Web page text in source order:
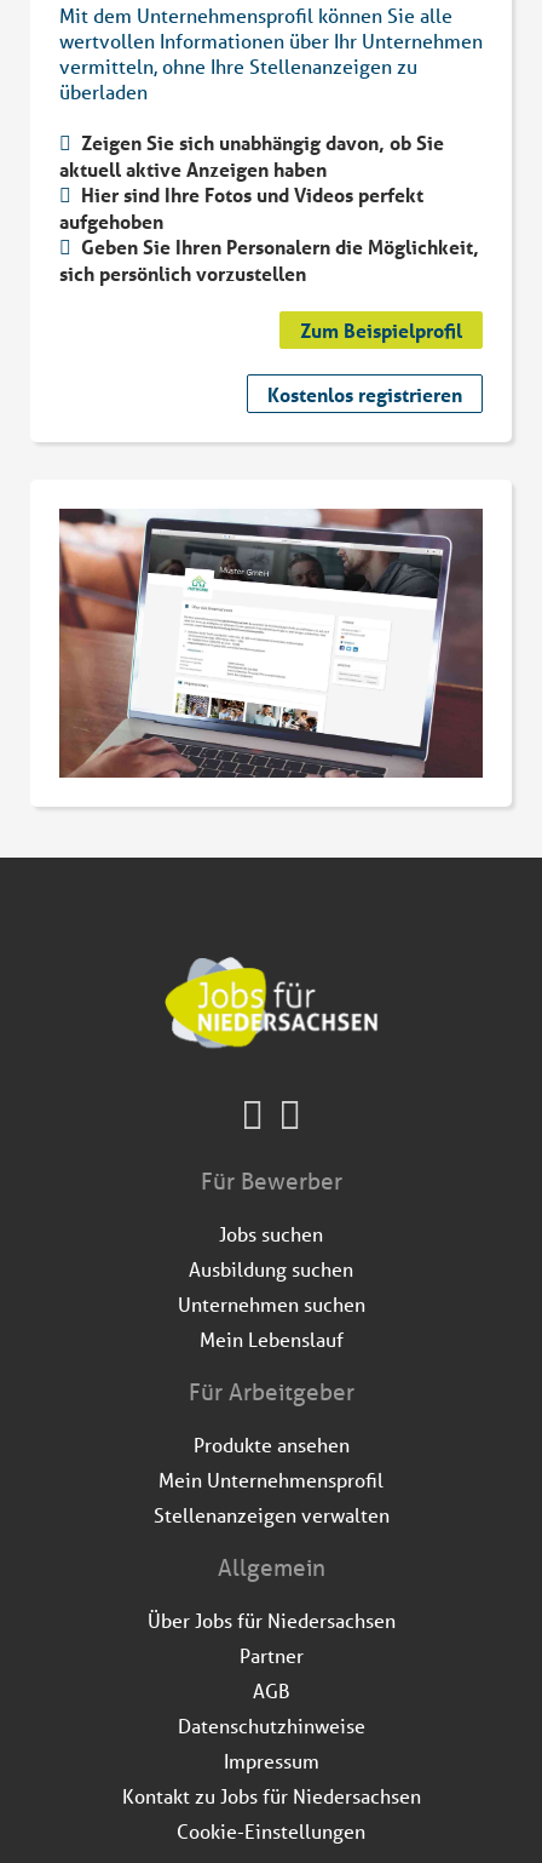
Mit dem Unternehmensprofil können Sie alle
wertvollen Informationen über Ihr Unternehmen
vermitteln, ohne Ihre Stellenanzeigen zu
überladen
Zeigen Sie sich unabhängig davon, ob Sie
aktuell aktive Anzeigen haben
Hier sind Ihre Fotos und Videos perfekt
aufgehoben
Geben Sie Ihren Personalern die Möglichkeit,
sich persönlich vorzustellen
Zum Beispielprofil
Kostenlos registrieren
Für Bewerber
Jobs suchen
Ausbildung suchen
Unternehmen suchen
Mein Lebenslauf
Für Arbeitgeber
Produkte ansehen
Mein Unternehmensprofil
Stellenanzeigen verwalten
Allgemein
Über Jobs für Niedersachsen
Partner
AGB
Datenschutzhinweise
Impressum
Kontakt zu Jobs für Niedersachsen
Cookie-Einstellungen